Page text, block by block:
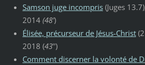
Samson juge incompris(Juges
2014 (48')
Élisée, précurseur de Jésus-Christ(2
2018 (43'')
Comment discerner la volonté de